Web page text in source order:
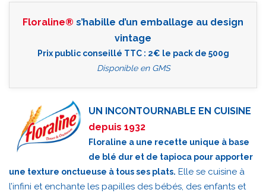
Floraline® s’habille d’un emballage au design
vintage
Prix public conseillé TTC : 2€ le pack de 500g
Disponible en GMS
UN INCONTOURNABLE EN CUISINE
depuis 1932
Floraline a une recette unique à base
de blé dur et de tapioca pour apporter
une texture onctueuse à tous ses plats. Elle se cuisine à
l’infini et enchante les papilles des bébés, des enfants et